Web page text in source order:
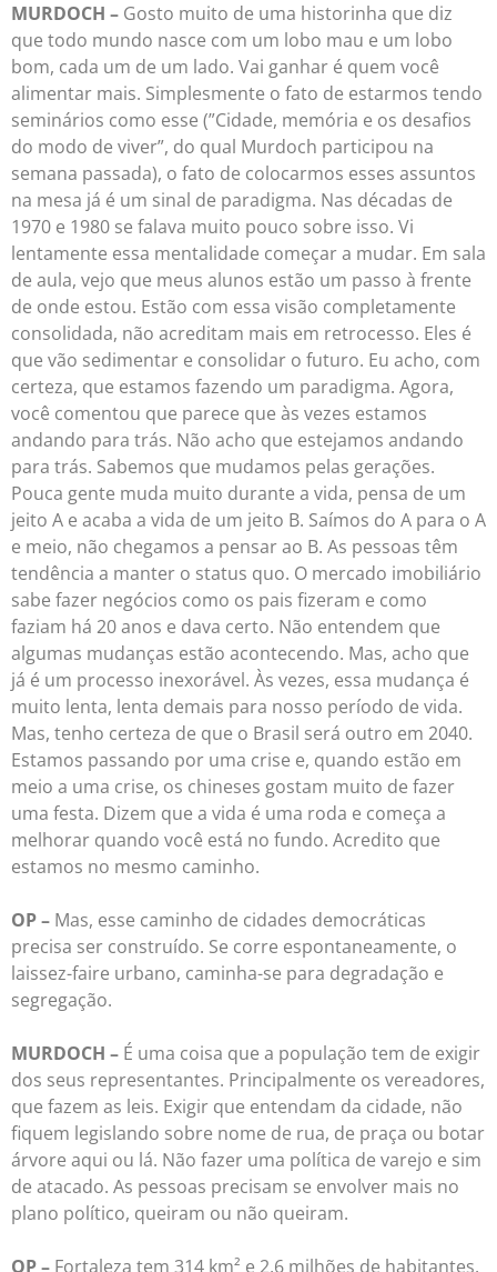
MURDOCH – Gosto muito de uma historinha que diz
que todo mundo nasce com um lobo mau e um lobo
bom, cada um de um lado. Vai ganhar é quem você
alimentar mais. Simplesmente o fato de estarmos tendo
seminários como esse (”Cidade, memória e os desafios
do modo de viver”, do qual Murdoch participou na
semana passada), o fato de colocarmos esses assuntos
na mesa já é um sinal de paradigma. Nas décadas de
1970 e 1980 se falava muito pouco sobre isso. Vi
lentamente essa mentalidade começar a mudar. Em sala
de aula, vejo que meus alunos estão um passo à frente
de onde estou. Estão com essa visão completamente
consolidada, não acreditam mais em retrocesso. Eles é
que vão sedimentar e consolidar o futuro. Eu acho, com
certeza, que estamos fazendo um paradigma. Agora,
você comentou que parece que às vezes estamos
andando para trás. Não acho que estejamos andando
para trás. Sabemos que mudamos pelas gerações.
Pouca gente muda muito durante a vida, pensa de um
jeito A e acaba a vida de um jeito B. Saímos do A para o A
e meio, não chegamos a pensar ao B. As pessoas têm
tendência a manter o status quo. O mercado imobiliário
sabe fazer negócios como os pais fizeram e como
faziam há 20 anos e dava certo. Não entendem que
algumas mudanças estão acontecendo. Mas, acho que
já é um processo inexorável. Às vezes, essa mudança é
muito lenta, lenta demais para nosso período de vida.
Mas, tenho certeza de que o Brasil será outro em 2040.
Estamos passando por uma crise e, quando estão em
meio a uma crise, os chineses gostam muito de fazer
uma festa. Dizem que a vida é uma roda e começa a
melhorar quando você está no fundo. Acredito que
estamos no mesmo caminho.
OP – Mas, esse caminho de cidades democráticas
precisa ser construído. Se corre espontaneamente, o
laissez-faire urbano, caminha-se para degradação e
segregação.
MURDOCH – É uma coisa que a população tem de exigir
dos seus representantes. Principalmente os vereadores,
que fazem as leis. Exigir que entendam da cidade, não
fiquem legislando sobre nome de rua, de praça ou botar
árvore aqui ou lá. Não fazer uma política de varejo e sim
de atacado. As pessoas precisam se envolver mais no
plano político, queiram ou não queiram.
OP – Fortaleza tem 314 km² e 2,6 milhões de habitantes.